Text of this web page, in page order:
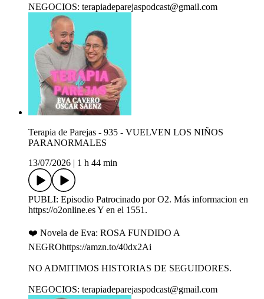
NEGOCIOS: terapiadeparejaspodcast@gmail.com
Terapia de Parejas - 935 - VUELVEN LOS NIÑOS
PARANORMALES
13/07/2026
1 h 44 min
PUBLI: Episodio Patrocinado por O2. Más informacion en
https://o2online.es Y en el 1551.
❤️ Novela de Eva: ROSA FUNDIDO A
NEGROhttps://amzn.to/40dx2Ai
NO ADMITIMOS HISTORIAS DE SEGUIDORES.
NEGOCIOS: terapiadeparejaspodcast@gmail.com